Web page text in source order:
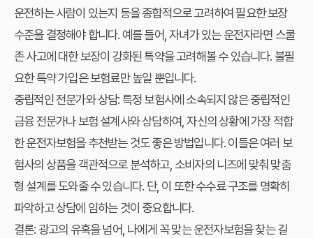
운전하는 사람이 있는지 등을 종합적으로 고려하여 필요한 보장
수준을 결정해야 합니다. 예를 들어, 자녀가 있는 운전자라면 스쿨
존 사고에 대한 보장이 강화된 특약을 고려해볼 수 있습니다. 불필
요한 특약 가입은 보험료만 높일 뿐입니다.
중립적인 전문가와 상담: 특정 보험사에 소속되지 않은 중립적인
금융 전문가나 보험 설계사와 상담하여, 자신의 상황에 가장 적합
한 운전자보험을 추천받는 것도 좋은 방법입니다. 이들은 여러 보
험사의 상품을 객관적으로 분석하고, 소비자의 니즈에 맞춰 맞춤
형 설계를 도와줄 수 있습니다. 단, 이 또한 수수료 구조를 명확히
파악하고 상담에 임하는 것이 중요합니다.
결론: 광고의 유혹을 넘어, 나에게 꼭 맞는 운전자보험을 찾는 길